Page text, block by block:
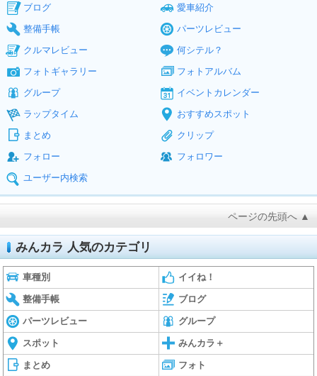
ブログ
愛車紹介
整備手帳
パーツレビュー
クルマレビュー
何シテル？
フォトギャラリー
フォトアルバム
グループ
イベントカレンダー
ラップタイム
おすすめスポット
まとめ
クリップ
フォロー
フォロワー
ユーザー内検索
ページの先頭へ ▲
みんカラ 人気のカテゴリ
車種別 イイね！
整備手帳 ブログ
パーツレビュー グループ
スポット みんカラ＋
まとめ フォト